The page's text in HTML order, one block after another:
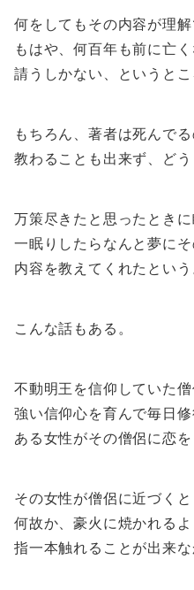
何をしてもその内容が理解
もはや、何百年も前に亡
請うしかない、というとこ
もちろん、著者は死んで
教わることも出来ず、どう
万策尽きたと思ったとき
一眠りしたらなんと夢に
内容を教えてくれたという
こんな話もある。
不動明王を信仰していた
強い信仰心を育んで毎日
ある女性がその僧侶に恋を
その女性が僧侶に近づくと
何故か、豪火に焼かれる
指一本触れることが出来